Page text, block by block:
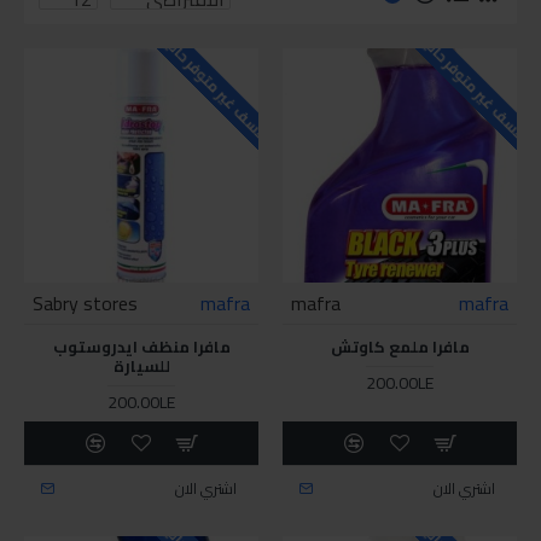
للاسف غير متوفر حاليا
mafra
mafra
مافرا ملمع كاوتش
200.00LE
اشتري الان
للاسف غير متوفر حاليا
mafra
Sabry stores
مافرا منظف ايدروستوب
للسيارة
200.00LE
اشتري الان